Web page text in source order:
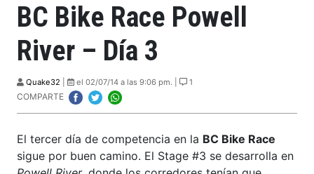
BC Bike Race Powell
River – Día 3
Quake32 el 02/07/14 a las 9:06 pm. | 1
COMPARTE
El tercer día de competencia en la BC Bike Race
sigue por buen camino. El Stage #3 se desarrolla en